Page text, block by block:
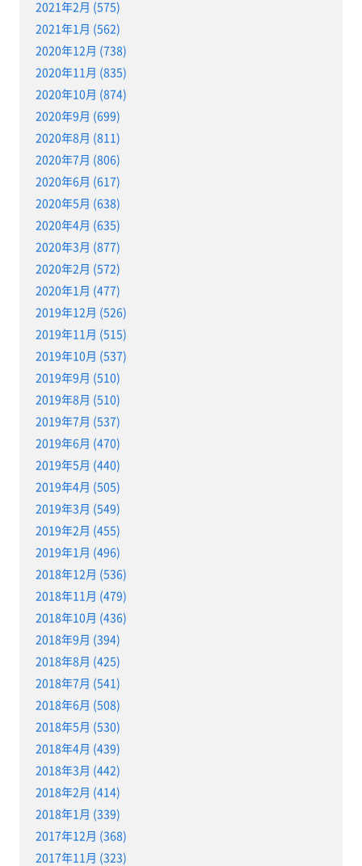
2021年2月 (575)
2021年1月 (562)
2020年12月 (738)
2020年11月 (835)
2020年10月 (874)
2020年9月 (699)
2020年8月 (811)
2020年7月 (806)
2020年6月 (617)
2020年5月 (638)
2020年4月 (635)
2020年3月 (877)
2020年2月 (572)
2020年1月 (477)
2019年12月 (526)
2019年11月 (515)
2019年10月 (537)
2019年9月 (510)
2019年8月 (510)
2019年7月 (537)
2019年6月 (470)
2019年5月 (440)
2019年4月 (505)
2019年3月 (549)
2019年2月 (455)
2019年1月 (496)
2018年12月 (536)
2018年11月 (479)
2018年10月 (436)
2018年9月 (394)
2018年8月 (425)
2018年7月 (541)
2018年6月 (508)
2018年5月 (530)
2018年4月 (439)
2018年3月 (442)
2018年2月 (414)
2018年1月 (339)
2017年12月 (368)
2017年11月 (323)